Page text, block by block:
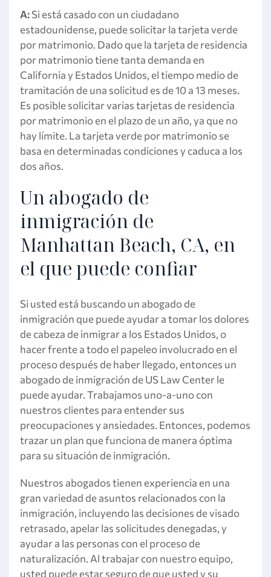
A:Si está casado con un ciudadano
estadounidense, puede solicitar la tarjeta verde
por matrimonio. Dado que la tarjeta de residencia
por matrimonio tiene tanta demanda en
California y Estados Unidos, el tiempo medio de
tramitación de una solicitud es de 10 a 13 meses.
Es posible solicitar varias tarjetas de residencia
por matrimonio en el plazo de un año, ya que no
hay límite. La tarjeta verde por matrimonio se
basa en determinadas condiciones y caduca a los
dos años.
Un abogado de
inmigración de
Manhattan Beach, CA, en
el que puede confiar
Si usted está buscando un abogado de
inmigración que puede ayudar a tomar los dolores
de cabeza de inmigrar a los Estados Unidos, o
hacer frente a todo el papeleo involucrado en el
proceso después de haber llegado, entonces un
abogado de inmigración de US Law Center le
puede ayudar. Trabajamos uno-a-uno con
nuestros clientes para entender sus
preocupaciones y ansiedades. Entonces, podemos
trazar un plan que funciona de manera óptima
para su situación de inmigración.
Nuestros abogados tienen experiencia en una
gran variedad de asuntos relacionados con la
inmigración, incluyendo las decisiones de visado
retrasado, apelar las solicitudes denegadas, y
ayudar a las personas con el proceso de
naturalización. Al trabajar con nuestro equipo,
usted puede estar seguro de que usted y su